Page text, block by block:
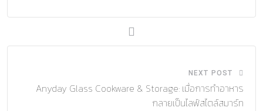
NEXT POST
Anyday Glass Cookware & Storage: เมื่อการทำอาหาร
กลายเป็นไลฟ์สไตล์สมาร์ท